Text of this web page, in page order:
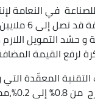
في النعامة
مواد نصف مصنّعة
حشد التمويل
لرفع القيمة
المعقّدة
ما يتعلق